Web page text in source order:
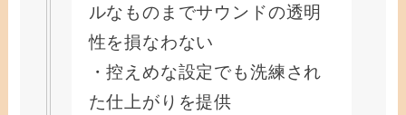
ルなものまでサウンドの透明
性を損なわない
・控えめな設定でも洗練され
た仕上がりを提供